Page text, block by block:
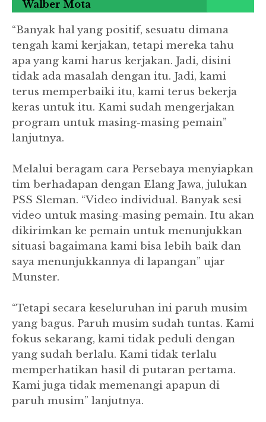
Walber Mota
“Banyak hal yang positif, sesuatu dimana
tengah kami kerjakan, tetapi mereka tahu
apa yang kami harus kerjakan. Jadi, disini
tidak ada masalah dengan itu. Jadi, kami
terus memperbaiki itu, kami terus bekerja
keras untuk itu. Kami sudah mengerjakan
program untuk masing-masing pemain”
lanjutnya.
Melalui beragam cara Persebaya menyiapkan
tim berhadapan dengan Elang Jawa, julukan
PSS Sleman. “Video individual. Banyak sesi
video untuk masing-masing pemain. Itu akan
dikirimkan ke pemain untuk menunjukkan
situasi bagaimana kami bisa lebih baik dan
saya menunjukkannya di lapangan” ujar
Munster.
“Tetapi secara keseluruhan ini paruh musim
yang bagus. Paruh musim sudah tuntas. Kami
fokus sekarang, kami tidak peduli dengan
yang sudah berlalu. Kami tidak terlalu
memperhatikan hasil di putaran pertama.
Kami juga tidak memenangi apapun di
paruh musim” lanjutnya.